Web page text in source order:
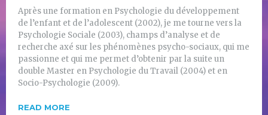
Après une formation en Psychologie du développement
de l’enfant et de l’adolescent (2002), je me tourne vers la
Psychologie Sociale (2003), champs d’analyse et de
recherche axé sur les phénomènes psycho-sociaux, qui me
passionne et qui me permet d’obtenir par la suite un
double Master en Psychologie du Travail (2004) et en
Socio-Psychologie (2009).
READ MORE